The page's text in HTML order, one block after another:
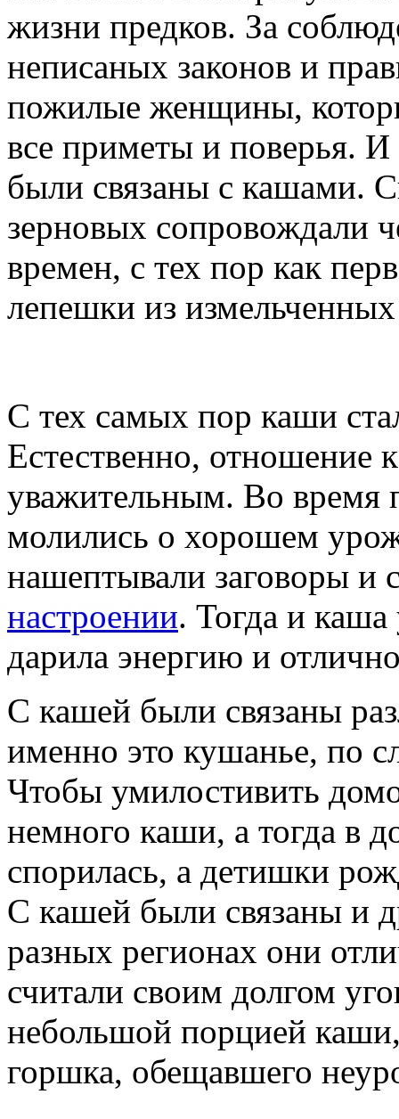
жизни предков. За
неписаных законов и
пожилые женщины,
все приметы и поверья.
были связаны с кашами.
зерновых сопровождали
времен, с тех пор как
лепешки из
С тех самых пор каши
Естественно, отношение
уважительным. Во время
молились о хорошем
нашептывали заговоры и
настроении. Тогда и каша
дарила энергию и
С кашей были связаны
именно это кушанье, по
Чтобы умилостивить
немного каши, а тогда в
спорилась, а детишки
С кашей были связаны и
разных регионах они
считали своим долгом
небольшой порцией
горшка, обещавшего